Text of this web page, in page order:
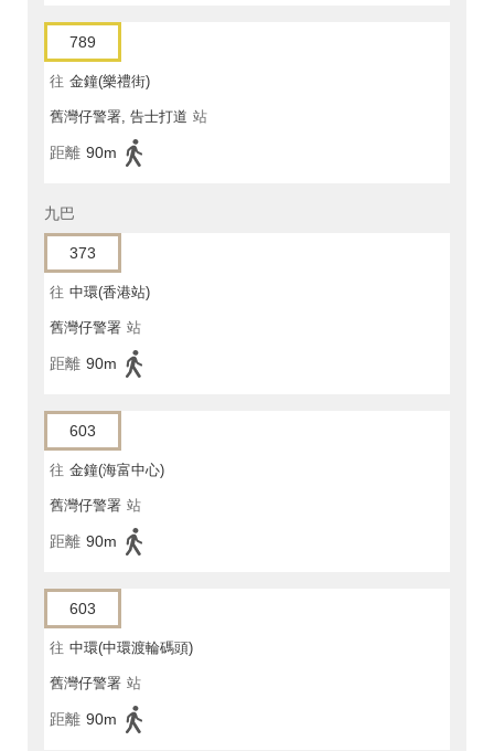
789
往 金鐘(樂禮街)
舊灣仔警署, 告士打道 站
距離 90m
九巴
373
往 中環(香港站)
舊灣仔警署 站
距離 90m
603
往 金鐘(海富中心)
舊灣仔警署 站
距離 90m
603
往 中環(中環渡輪碼頭)
舊灣仔警署 站
距離 90m